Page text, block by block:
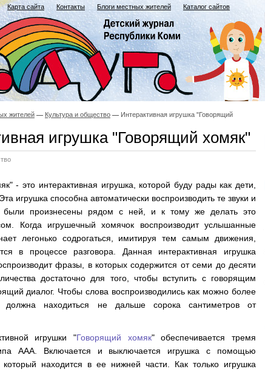
Карта сайта Контакты Блоги местных жителей Каталог сайтов
жителей Культура и общество
Интерактивная игрушка "Говорящий
игрушка "Говорящий хомяк"
- это интерактивная игрушка, которой буду рады как дети,
игрушка способна автоматически воспроизводить те звуки и
были произнесены рядом с ней, и к тому же делать это
Когда игрушечный хомячок воспроизводит услышанные
легонько содрогаться, имитируя тем самым движения,
в процессе разговора. Данная интерактивная игрушка
фразы, в которых содержится от семи до десяти
достаточно для того, чтобы вступить с говорящим
диалог. Чтобы слова воспроизводились как можно более
должна находиться не дальше сорока сантиметров от
игрушки "Говорящий хомяк" обеспечивается тремя
ААА. Включается и выключается игрушка с помощью
который находится в ее нижней части. Как только игрушка